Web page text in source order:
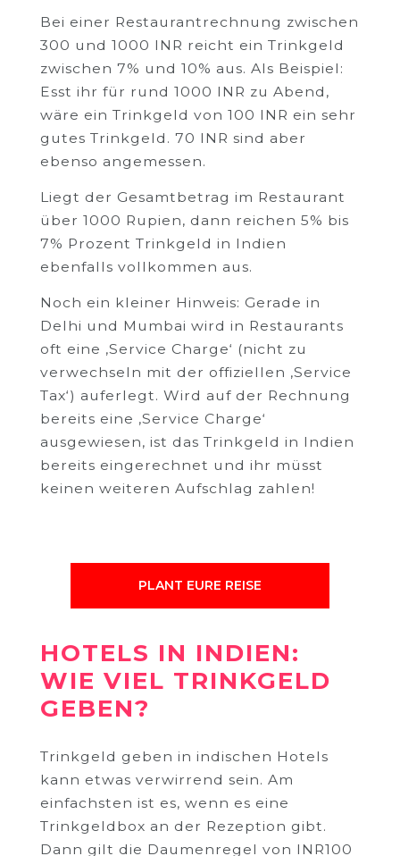
Bei einer Restaurantrechnung zwischen
300 und 1000 INR reicht ein Trinkgeld
zwischen 7% und 10% aus. Als Beispiel:
Esst ihr für rund 1000 INR zu Abend,
wäre ein Trinkgeld von 100 INR ein sehr
gutes Trinkgeld. 70 INR sind aber
ebenso angemessen.
Liegt der Gesamtbetrag im Restaurant
über 1000 Rupien, dann reichen 5% bis
7% Prozent Trinkgeld in Indien
ebenfalls vollkommen aus.
Noch ein kleiner Hinweis: Gerade in
Delhi und Mumbai wird in Restaurants
oft eine ‚Service Charge‘ (nicht zu
verwechseln mit der offiziellen ‚Service
Tax‘) auferlegt. Wird auf der Rechnung
bereits eine ‚Service Charge‘
ausgewiesen, ist das Trinkgeld in Indien
bereits eingerechnet und ihr müsst
keinen weiteren Aufschlag zahlen!
PLANT EURE REISE
HOTELS IN INDIEN:
WIE VIEL TRINKGELD
GEBEN?
Trinkgeld geben in indischen Hotels
kann etwas verwirrend sein. Am
einfachsten ist es, wenn es eine
Trinkgeldbox an der Rezeption gibt.
Dann gilt die Daumenregel von INR100